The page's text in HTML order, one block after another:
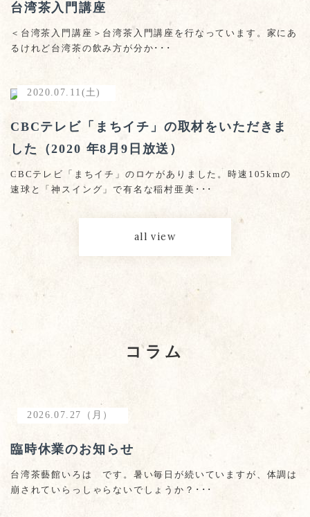
台湾茶入門講座
＜台湾茶入門講座＞台湾茶入門講座を行なっています。家にあ
るけれど台湾茶の飲み方が分か･･･
2020.07.11(土)
CBCテレビ「まちイチ」の取材をいただきま
した（2020 年8月9日放送）
CBCテレビ「まちイチ」のロケがありました。時速105kmの
速球と「神スイング」で有名な稲村亜美･･･
all view
コラム
2026.07.27（月）
臨時休業のお知らせ
台湾茶藝館いろは です。暑い毎日が続いていますが、体調は
崩されていらっしゃらないでしょうか？･･･